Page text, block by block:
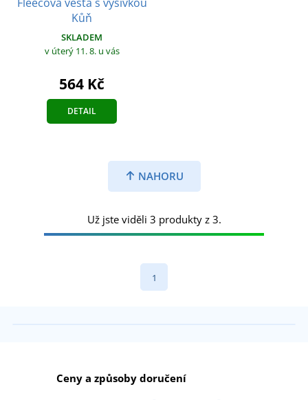
Kůň
SKLADEM
v úterý 11. 8. u vás
564 Kč
DETAIL
NAHORU
Už jste viděli 3 produkty z 3.
1
Ceny a způsoby doručení